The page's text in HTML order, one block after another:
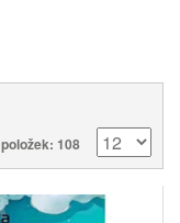
položek: 108